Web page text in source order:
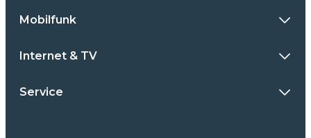
Mobilfunk
Internet & TV
Service